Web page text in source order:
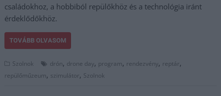
családokhoz, a hobbiból repülőkhöz és a technológia iránt
érdeklődőkhöz.
TOVÁBB OLVASOM
Szolnok drón, drone day, program, rendezvény, reptár,
repülőműzeum, szimulátor, Szolnok